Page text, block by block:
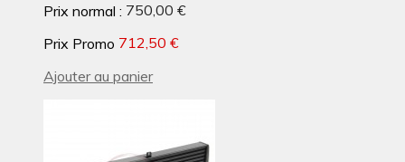
Prix normal : 750,00 €
Prix Promo 712,50 €
Ajouter au panier